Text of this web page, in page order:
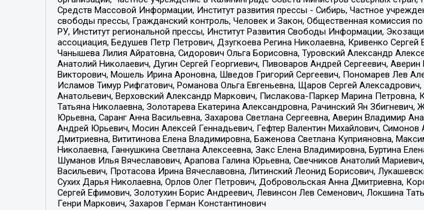
Средств Массовой Информации, Институт развития прессы - Сибирь, Частное
свободы прессы, Гражданский контроль, Человек и Закон, Общественная комиссия
РУ, Институт региональной прессы, Институт Развития Свободы Информации,
ассоциация, Бедушев Петр Петрович, Дзугкоева Регина Николаевна, Кривенко
Чанышева Лилия Айратовна, Сидорович Ольга Борисовна, Туровский Александр
Анатолий Николаевич, Дугин Сергей Георгиевич, Пивоваров Андрей Сергеевич,
Викторович, Мошель Ирина Ароновна, Шведов Григорий Сергеевич, Пономарев Лев
Исламов Тимур Рифгатович, Романова Ольга Евгеньевна, Щаров Сергей
Анатольевич, Верховский Александр Маркович, Пислакова-Паркер Марина Петровна,
Татьяна Николаевна, Золотарева Екатерина Александровна, Рачинский Ян
Юрьевна, Саранг Анна Васильевна, Захарова Светлана Сергеевна, Аверин Владимир
Андрей Юрьевич, Мосин Алексей Геннадьевич, Гефтер Валентин Михайлович,
Дмитриевна, Вититинова Елена Владимировна, Баженова Светлана Куприяновна,
Николаевна, Ганнушкина Светлана Алексеевна, Закс Елена Владимировна, Буртина
Шуманов Илья Вячеславович, Арапова Галина Юрьевна, Свечников Анатолий
Васильевич, Протасова Ирина Вячеславовна, Литинский Леонид Борисович,
Сухих Дарья Николаевна, Орлов Олег Петрович, Добровольская Анна Дмитриевна,
Сергей Ефимович, Золотухин Борис Андреевич, Левинсон Лев Семенович, Локшина
Генри Маркович, Захаров Герман Константинович